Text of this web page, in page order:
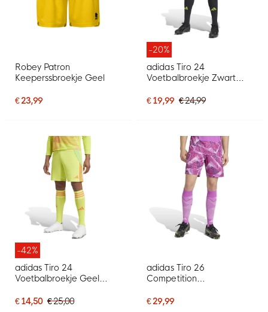
Robey Patron
Keeperssbroekje Geel
€ 23,99
-20%
adidas Tiro 24
Voetbalbroekje Zwart
€ 19,99 € 24,99
-42%
adidas Tiro 24
Voetbalbroekje Geel
€ 14,50 € 25,00
adidas Tiro 26
Competition
€ 29,99